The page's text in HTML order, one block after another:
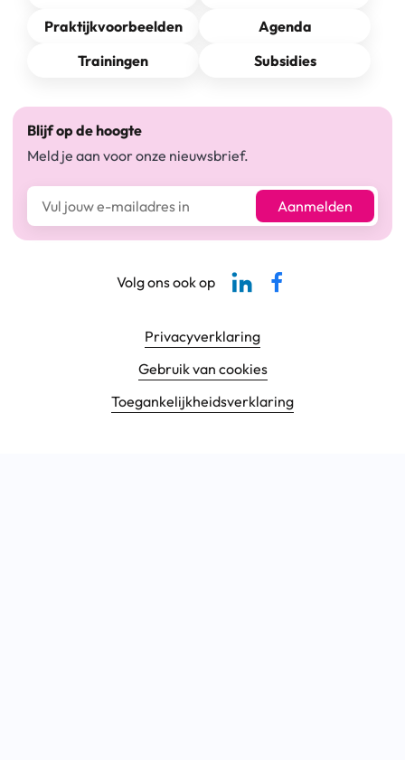
Praktijkvoorbeelden
Agenda
Trainingen
Subsidies
Blijf op de hoogte
Meld je aan voor onze nieuwsbrief.
E-mailadres* Aanmelden
Footer navigatie
Privacyverklaring
Gebruik van cookies
Toegankelijkheids­verklaring
Volg ons ook op
Linkedin-pagina SBCM
Facebook SBCM